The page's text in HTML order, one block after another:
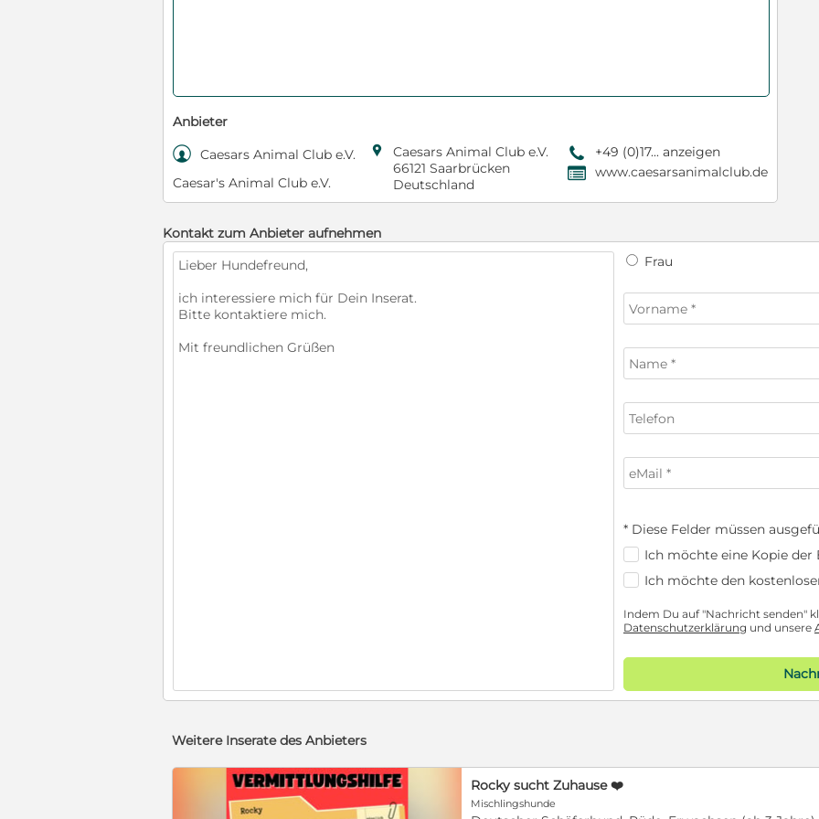
Anbieter
 Caesars Animal Club e.V.
Caesar's Animal Club e.V.

Caesars Animal Club e.V.
66121 Saarbrücken
Deutschland
9 +49 (0)17... anzeigen
, www.caesarsanimalclub.de
Kontakt zum Anbieter aufnehmen
Frau
* Diese Felder müssen
Ich möchte eine Kopie der
Ich möchte den
Indem Du auf "Nachricht senden"
Datenschutzerklärung und unsere
Weitere Inserate des Anbieters
Rocky sucht Zuhause ❤️
Mischlingshunde